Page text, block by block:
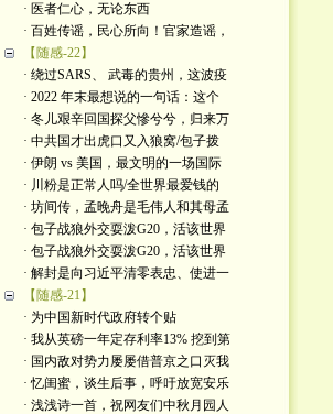
· 医者仁心，无论东西
· 百姓传谣，民心所向！官家造谣，
【随感-22】
· 绕过SARS、 武毒的贵州，这波疫
· 2022 年末最想说的一句话：这个
· 冬儿艰辛回国探父慘兮兮，归来万
· 中共国才出虎口又入狼窝/包子拨
· 伊朗 vs 美国，最文明的一场国际
· 川粉是正常人吗/全世界最爱钱的
· 坊间传，孟晚舟是毛伟人和其母孟
· 包子战狼外交耍泼G20，活该世界
· 包子战狼外交耍泼G20，活该世界
· 解封是向习近平清零表忠、使进一
【随感-21】
· 为中国新时代政府转个贴
· 我从英磅一年定存利率13% 挖到第
· 国内敌对势力屡屡借普京之口灭我
· 忆闺蜜，谈生后事，呼吁放宽安乐
· 浅浅诗一首，祝网友们中秋月园人